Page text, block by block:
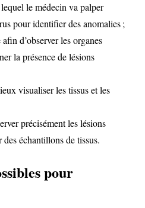
le médecin va palper
pour identifier des anomalies ;
d’observer les organes
la présence de lésions
visualiser les tissus et les
précisément les lésions
échantillons de tissus.
pour